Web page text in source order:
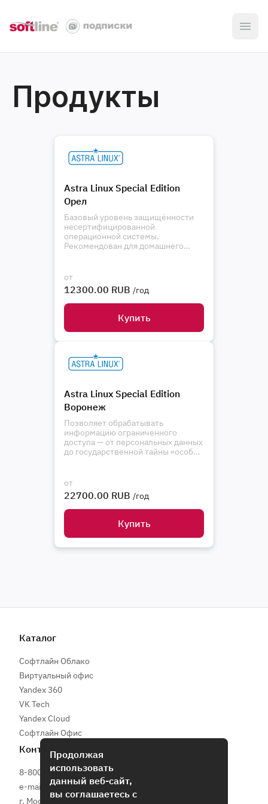
Продукты
Astra Linux Special Edition
Орел
Базовый уровень защищённости
несертифицированной
операционной системы.
Рекомендован для домашнего
от
12300.00 RUB /год
Купить
Astra Linux Special Edition
Воронеж
Позволяет обрабатывать
информацию ограниченного
доступа — от персональных данных
до государственной тайны «особой
от
22700.00 RUB /год
Купить
Контакты
8-800-505-67-23
e-mail:
subscription@softline.com
г. Москва, Центральный офис Softline
Каталог
Софтлайн Облако
Виртуальный офис
Yandex 360
VK Tech
Yandex Cloud
Софтлайн Офис
Продолжая
использовать
данный веб-сайт,
вы соглашаетесь с